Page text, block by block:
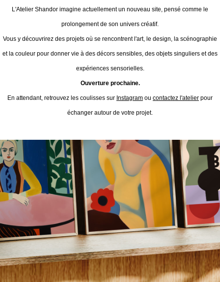
L'Atelier Shandor imagine actuellement un nouveau site, pensé comme le
prolongement de son univers créatif.
Vous y découvrirez des projets où se rencontrent l'art, le design, la scénographie
et la couleur pour donner vie à des décors sensibles, des objets singuliers et des
expériences sensorielles.
Ouverture prochaine.
En attendant, retrouvez les coulisses sur Instagram ou contactez l'atelier pour
échanger autour de votre projet.